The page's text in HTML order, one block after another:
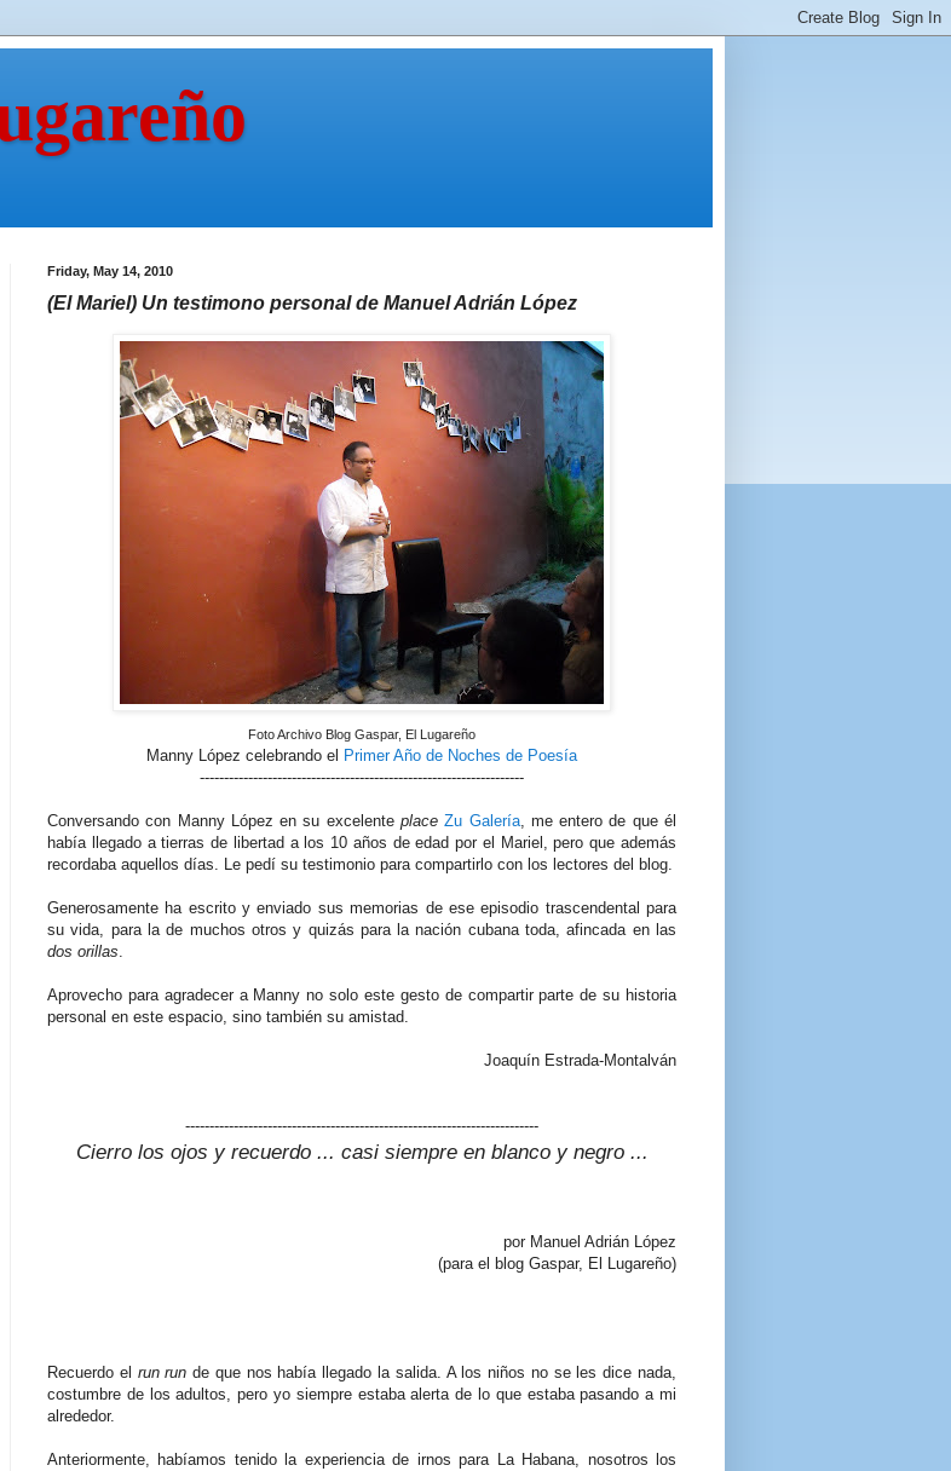
Friday, May 14, 2010
(El Mariel) Un testimono personal de Manuel Adrián López
Foto Archivo Blog Gaspar, El Lugareño
Manny López celebrando el Primer Año de Noches de Poesía
-------------------------------------------------------------------
Conversando con Manny López en su excelente placeZu Galería, me entero de que él
había llegado a tierras de libertad a los 10 años de edad por el Mariel, pero que además
recordaba aquellos días. Le pedí su testimonio para compartirlo con los lectores del blog.
Generosamente ha escrito y enviado sus memorias de ese episodio trascendental para
su vida, para la de muchos otros y quizás para la nación cubana toda, afincada en las
dos orillas.
Aprovecho para agradecer a Manny no solo este gesto de compartir parte de su historia
personal en este espacio, sino también su amistad.
Joaquín Estrada-Montalván
-------------------------------------------------------------------------
Cierro los ojos y recuerdo ... casi siempre en blanco y negro ...
por Manuel Adrián López
(para el blog Gaspar, El Lugareño)
Recuerdo el run run de que nos había llegado la salida. A los niños no se les dice nada,
costumbre de los adultos, pero yo siempre estaba alerta de lo que estaba pasando a mi
alrededor.
Anteriormente, habíamos tenido la experiencia de irnos para La Habana, nosotros los